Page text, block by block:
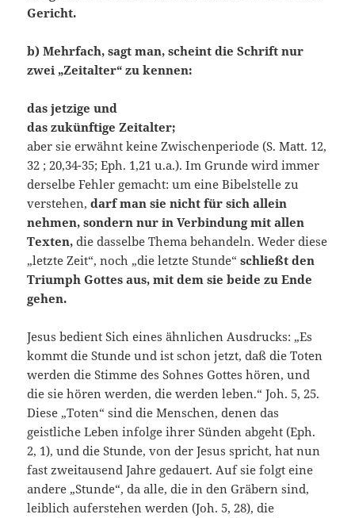
Gericht.
b) Mehrfach, sagt man, scheint die Schrift nur
zwei „Zeitalter“ zu kennen:
das jetzige und
das zukünftige Zeitalter;
aber sie erwähnt keine Zwischenperiode (S. Matt. 12,
32 ; 20,34-35; Eph. 1,21 u.a.). Im Grunde wird immer
derselbe Fehler gemacht: um eine Bibelstelle zu
verstehen,darf man sie nicht für sich allein
nehmen, sondern nur in Verbindung mit allen
Texten, die dasselbe Thema behandeln. Weder diese
„letzte Zeit“, noch „die letzte Stunde“schließt den
Triumph Gottes aus, mit dem sie beide zu Ende
gehen.
Jesus bedient Sich eines ähnlichen Ausdrucks: „Es
kommt die Stunde und ist schon jetzt, daß die Toten
werden die Stimme des Sohnes Gottes hören, und
die sie hören werden, die werden leben.“ Joh. 5, 25.
Diese „Toten“ sind die Menschen, denen das
geistliche Leben infolge ihrer Sünden abgeht (Eph.
2, 1), und die Stunde, von der Jesus spricht, hat nun
fast zweitausend Jahre gedauert. Auf sie folgt eine
andere „Stunde“, da alle, die in den Gräbern sind,
leiblich auferstehen werden (Joh. 5, 28), die